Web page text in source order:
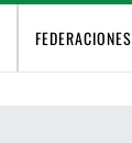
FEDERACIONES